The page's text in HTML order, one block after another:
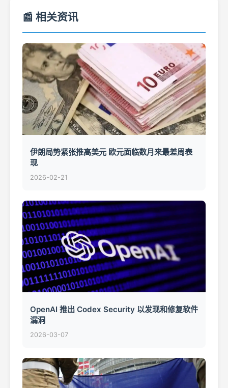
📰 相关资讯
伊朗局势紧张推高美元 欧元面临数月来最差周表
现
2026-02-21
OpenAI 推出 Codex Security 以发现和修复软件
漏洞
2026-03-07